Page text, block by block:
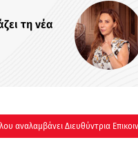
Αρετής" - Δώρα
μια γυναίκα
και δύναμη
αναλαμβάνει Διευθύντρια